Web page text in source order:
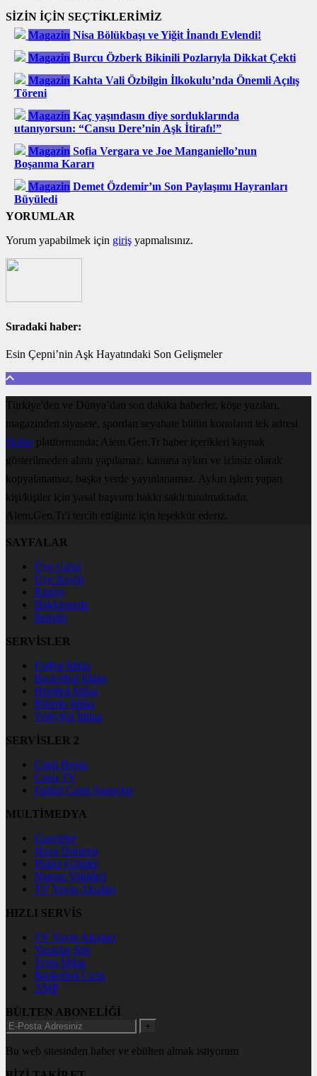
SİZİN İÇİN SEÇTİKLERİMİZ
Magazin Nisa Bölükbaşı ve Yiğit İnandı Evlendi!
Magazin Burcu Özberk Bikinili Pozlarıyla Dikkat Çekti
Magazin Kahta Vali Özbilgin İlkokulu’nda Önemli Açılış
Töreni
Magazin Kaç yaşındasın diye sorduklarında
utanıyorsun: “Cansu Dere’nin Aşk İtirafı!”
Magazin Sofia Vergara ve Joe Manganiello’nun
Boşanma Kararı
Magazin Demet Özdemir’ın Son Paylaşımı Hayranları
Büyüledi
YORUMLAR
Yorum yapabilmek için giriş yapmalısınız.
Sıradaki haber:
Esin Çepni’nin Aşk Hayatındaki Son Gelişmeler
Türkiye'den ve Dünya’dan son dakika haberler, köşe yazıları,
magazinden siyasete, spordan seyahate bütün konuların tek adresi
Haberplatformunda; Alem.Gen.Tr haber içerikleri kaynak
gösterilmeden alıntı yapılamaz, kanuna aykırı ve izinsiz olarak
kopyalanamaz, başka yerde yayınlanamaz. Aykırı işlem yapan
kişi/kişiler için yasal başvuru hakkı saklı tutulmaktadır.
Alem.Gen.Tr'i tercih ettiğiniz için teşekkür ederiz.
SAYFALAR
Üye Girişi
Üye Kaydı
Künye
Hakkımızda
İletişim
SERVİSLER
Futbol İddaa
Basketbol İddaa
Hentbol İddaa
Bilardo İddaa
Voleybol İddaa
SERVİSLER 2
Canlı Borsa
Canlı TV
Futbol Canlı Sonuçlar
MULTİMEDYA
Gazeteler
Hava Durumu
Haber Gönder
Namaz Vakitleri
TV Yayın Akışları
HIZLI SERVİS
TV Yayın Akışları
Yazarlar Site
Tenis İddaa
Basketbol Canlı
AMP
BÜLTEN ABONELİĞİ
+
Bu web sitesinden haber ve ebülten almak istiyorum